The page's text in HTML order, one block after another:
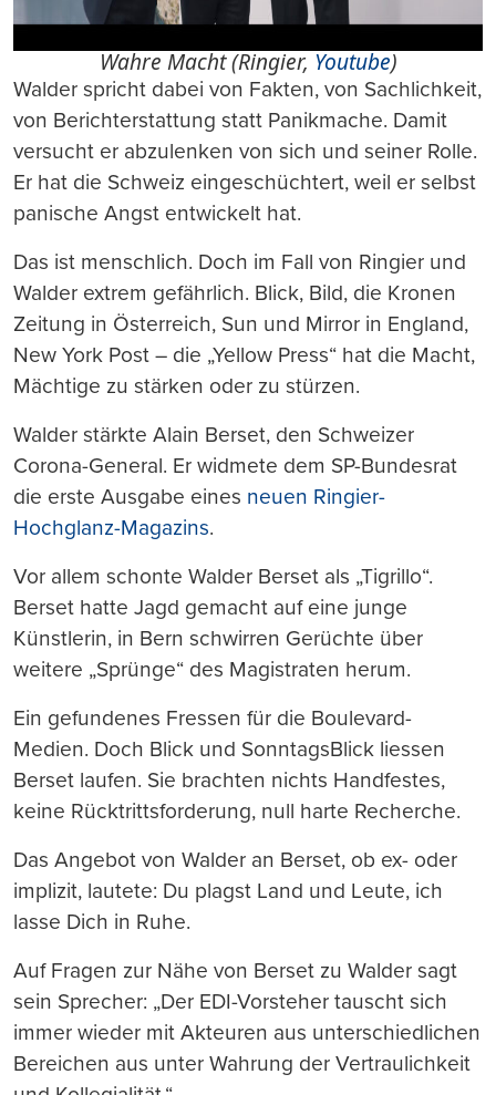
Wahre Macht (Ringier, Youtube)
Walder spricht dabei von Fakten, von Sachlichkeit,
von Berichterstattung statt Panikmache. Damit
versucht er abzulenken von sich und seiner Rolle.
Er hat die Schweiz eingeschüchtert, weil er selbst
panische Angst entwickelt hat.
Das ist menschlich. Doch im Fall von Ringier und
Walder extrem gefährlich. Blick, Bild, die Kronen
Zeitung in Österreich, Sun und Mirror in England,
New York Post – die „Yellow Press“ hat die Macht,
Mächtige zu stärken oder zu stürzen.
Walder stärkte Alain Berset, den Schweizer
Corona-General. Er widmete dem SP-Bundesrat
die erste Ausgabe eines neuen Ringier-
Hochglanz-Magazins.
Vor allem schonte Walder Berset als „Tigrillo“.
Berset hatte Jagd gemacht auf eine junge
Künstlerin, in Bern schwirren Gerüchte über
weitere „Sprünge“ des Magistraten herum.
Ein gefundenes Fressen für die Boulevard-
Medien. Doch Blick und SonntagsBlick liessen
Berset laufen. Sie brachten nichts Handfestes,
keine Rücktrittsforderung, null harte Recherche.
Das Angebot von Walder an Berset, ob ex- oder
implizit, lautete: Du plagst Land und Leute, ich
lasse Dich in Ruhe.
Auf Fragen zur Nähe von Berset zu Walder sagt
sein Sprecher: „Der EDI-Vorsteher tauscht sich
immer wieder mit Akteuren aus unterschiedlichen
Bereichen aus unter Wahrung der Vertraulichkeit